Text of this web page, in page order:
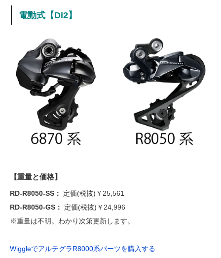
電動式【Di2】
【重量と価格】
RD-R8050-SS：
定価(税抜)￥25,561
RD-R8050-GS：
定価(税抜)￥24,996
※重量は不明。わかり次第更新します。
WiggleでアルテグラR8000系パーツを購入する